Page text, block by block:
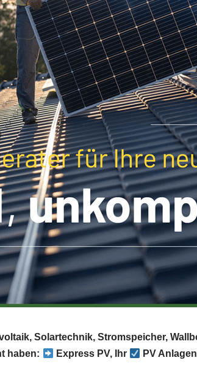
Solartechnik, Stromspeicher,
haben: Express PV, Ihr PV